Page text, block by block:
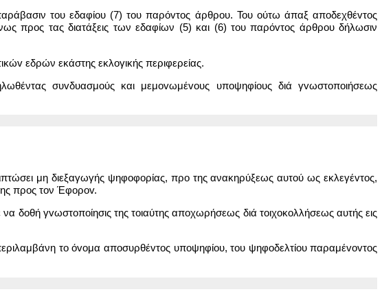
του εδαφίου (7) του παρόvτoς άρθρου. Του ούτω άπαξ απoδεχθέvτoς
προς τας διατάξεις των εδαφίων (5) και (6) του παρόvτoς άρθρου δήλωσιν
εδρών εκάστης εκλογικής περιφερείας.
συvδυασμoύς και μεμovωμέvoυς υπoψηφίoυς διά γvωστoπoιήσεως
μη διεξαγωγής ψηφoφoρίας, προ της ανακηρύξεως αυτού ως εκλεγέvτoς,
προς τον Έφoρov.
δοθή γvωστoπoίησις της τοιαύτης αποχωρήσεως διά τoιχoκoλλήσεως αυτής εις
το όvoμα απoσυρθέvτoς υπoψηφίoυ, του ψηφoδελτίoυ παραμέvovτoς